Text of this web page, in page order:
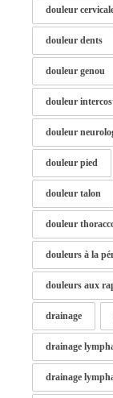
douleur
douleur dents
douleur genou
douleur
douleur
douleur pied
douleur talon
douleur
douleurs à la
douleurs aux
drainage
drainage
drainage